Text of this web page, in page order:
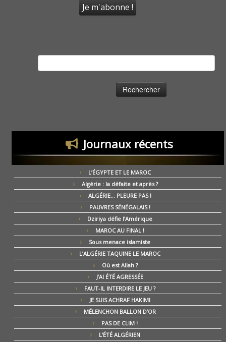
Journaux récents
L’ÉGYPTE ET LE MAROC
Algérie : la défaite et après ?
ALGÉRIE… PLEURE PAS !
PAUVRES SÉNÉGALAIS !
Dziriya défie l’Amérique
MAROC AU FINAL !
Sous menace islamiste
L’ALGÉRIE TAQUINE LE MAROC
Où est Allah ?
J’AI ÉTÉ AGRESSÉE
FAUT-IL INTERDIRE LE JEU ?
JE SUIS ACHRAF HAKIMI
MÉLENCHON BALLON D’OR
PAS DE CLIM !
L’ÉTÉ ALGÉRIEN